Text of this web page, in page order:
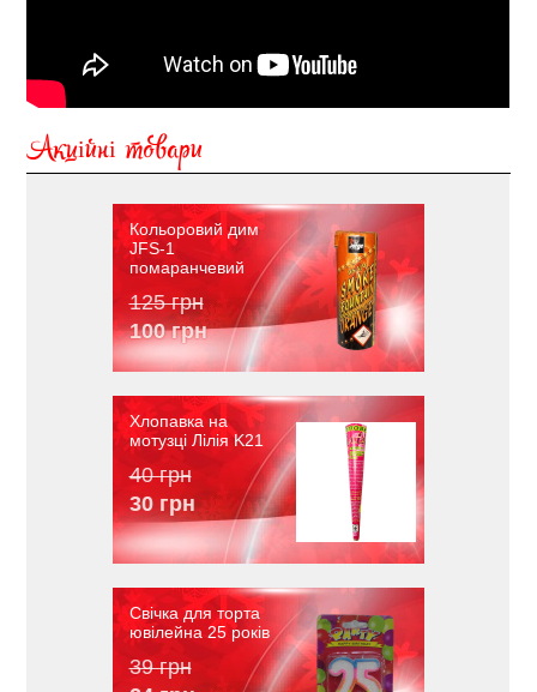
Акційні товари
Кольоровий дим
JFS-1
помаранчевий
125 грн
100 грн
Хлопавка на
мотузці Лілія K21
40 грн
30 грн
Свічка для торта
ювілейна 25 років
39 грн